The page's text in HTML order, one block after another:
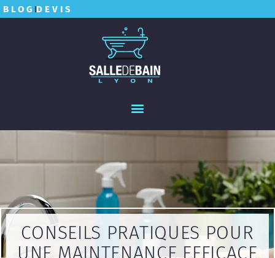
BLOG DEVIS
CONSEILS PRATIQUES POUR
UNE MAINTENANCE EFFICACE